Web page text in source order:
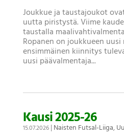
Joukkue ja taustajoukot
uutta piristystä. Viime
taustalla
Ropanen on joukkueen uusi
ensimmäinen kiinnitys
uusi päävalmentaja...
Kausi 2025-26
15.07.2026| Naisten Futsal-Liiga,